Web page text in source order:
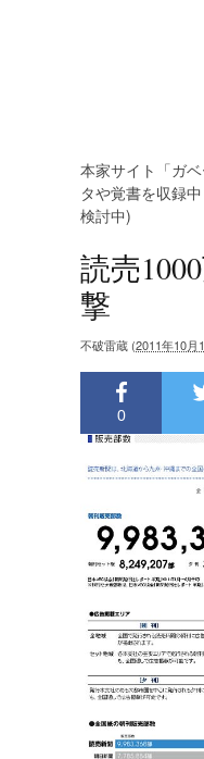
本家サイト「ガ
タや覚書を収録
検討中)
読売
撃
不破雷蔵 (2011年10月
0